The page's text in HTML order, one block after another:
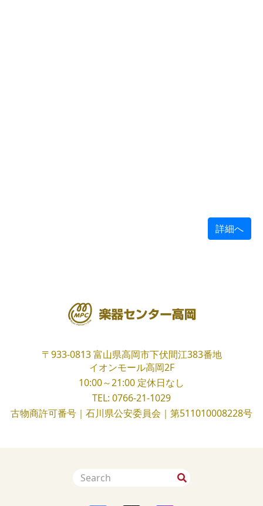
詳細へ
〒933-0813 富山県高岡市下伏間江383番地
イオンモール高岡2F
10:00～21:00 定休日なし
TEL: 0766-21-1029
古物商許可番号｜石川県公安委員会｜第511010008228号